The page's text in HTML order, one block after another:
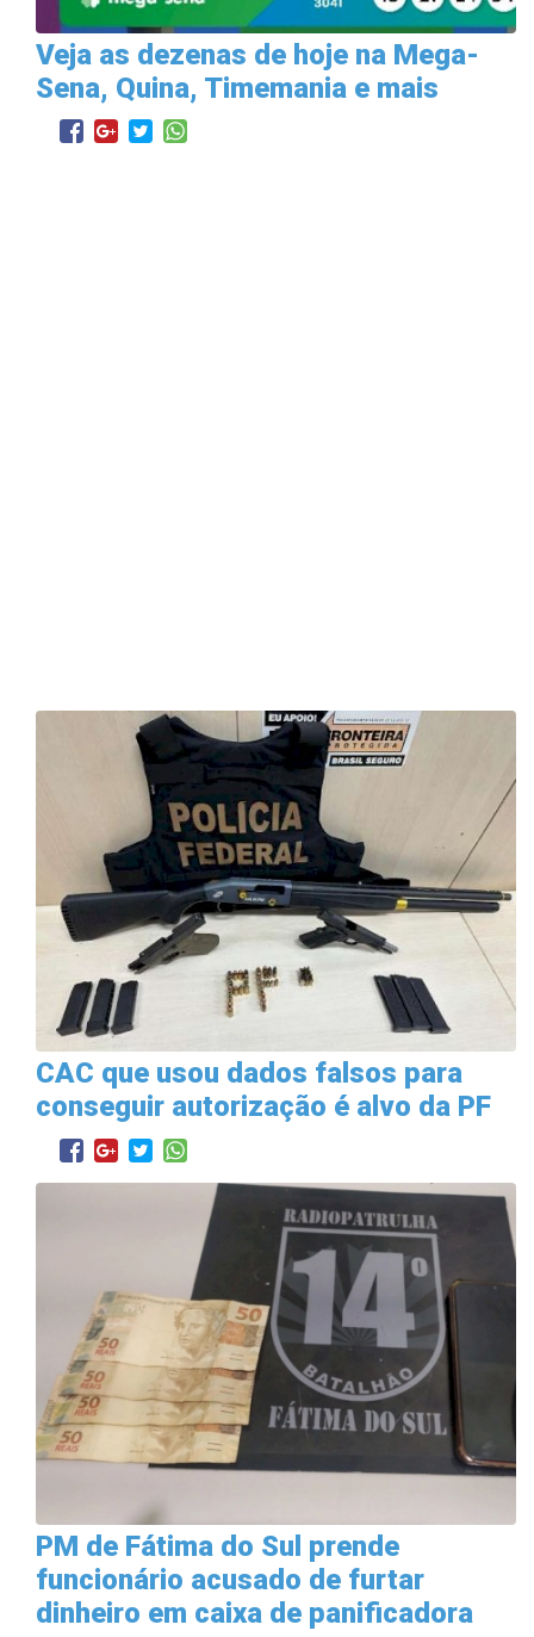
Veja as dezenas de hoje na Mega-
Sena, Quina, Timemania e mais
CAC que usou dados falsos para
conseguir autorização é alvo da PF
PM de Fátima do Sul prende
funcionário acusado de furtar
dinheiro em caixa de panificadora